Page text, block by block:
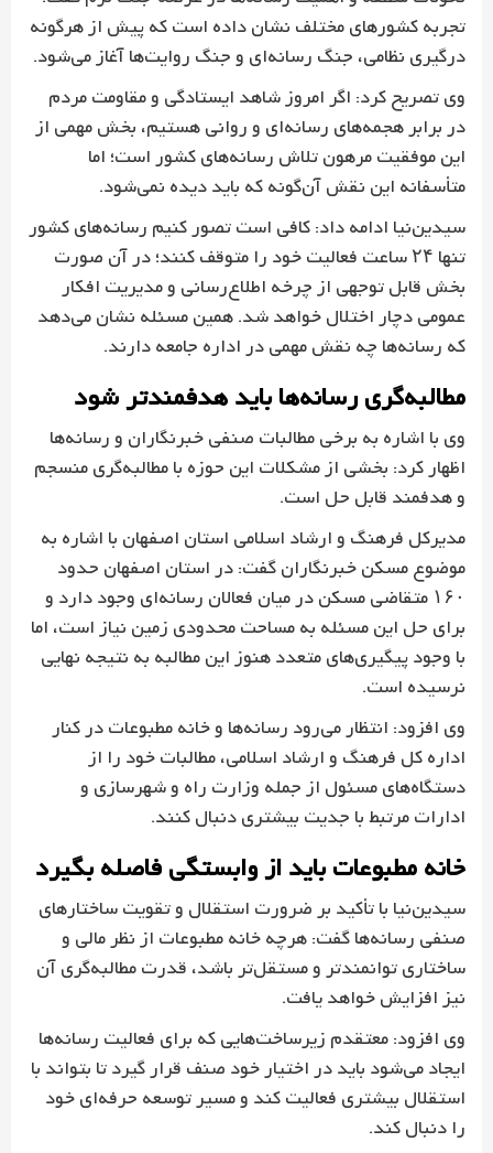
تجربه کشورهای مختلف نشان داده است که پیش از هرگونه
درگیری نظامی، جنگ رسانه‌ای و جنگ روایت‌ها آغاز می‌شود.
وی تصریح کرد: اگر امروز شاهد ایستادگی و مقاومت مردم
در برابر هجمه‌های رسانه‌ای و روانی هستیم، بخش مهمی از
این موفقیت مرهون تلاش رسانه‌های کشور است؛ اما
متأسفانه این نقش آن‌گونه که باید دیده نمی‌شود.
سیدین‌نیا ادامه داد: کافی است تصور کنیم رسانه‌های کشور
تنها ۲۴ ساعت فعالیت خود را متوقف کنند؛ در آن صورت
بخش قابل توجهی از چرخه اطلاع‌رسانی و مدیریت افکار
عمومی دچار اختلال خواهد شد. همین مسئله نشان می‌دهد
که رسانه‌ها چه نقش مهمی در اداره جامعه دارند.
مطالبه‌گری رسانه‌ها باید هدفمندتر شود
وی با اشاره به برخی مطالبات صنفی خبرنگاران و رسانه‌ها
اظهار کرد: بخشی از مشکلات این حوزه با مطالبه‌گری منسجم
و هدفمند قابل حل است.
مدیرکل فرهنگ و ارشاد اسلامی استان اصفهان با اشاره به
موضوع مسکن خبرنگاران گفت: در استان اصفهان حدود
۱۶۰ متقاضی مسکن در میان فعالان رسانه‌ای وجود دارد و
برای حل این مسئله به مساحت محدودی زمین نیاز است، اما
با وجود پیگیری‌های متعدد هنوز این مطالبه به نتیجه نهایی
نرسیده است.
وی افزود: انتظار می‌رود رسانه‌ها و خانه مطبوعات در کنار
اداره کل فرهنگ و ارشاد اسلامی، مطالبات خود را از
دستگاه‌های مسئول از جمله وزارت راه و شهرسازی و
ادارات مرتبط با جدیت بیشتری دنبال کنند.
خانه مطبوعات باید از وابستگی فاصله بگیرد
سیدین‌نیا با تأکید بر ضرورت استقلال و تقویت ساختارهای
صنفی رسانه‌ها گفت: هرچه خانه مطبوعات از نظر مالی و
ساختاری توانمندتر و مستقل‌تر باشد، قدرت مطالبه‌گری آن
نیز افزایش خواهد یافت.
وی افزود: معتقدم زیرساخت‌هایی که برای فعالیت رسانه‌ها
ایجاد می‌شود باید در اختیار خود صنف قرار گیرد تا بتواند با
استقلال بیشتری فعالیت کند و مسیر توسعه حرفه‌ای خود
را دنبال کند.